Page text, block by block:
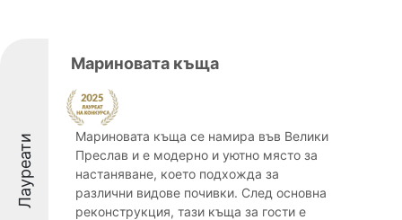
Лауреати
Мариновата къща
Мариновата къща се намира във Велики
Преслав и е модерно и уютно място за
настаняване, което подхожда за
различни видове почивки. След основна
реконструкция, тази къща за гости е